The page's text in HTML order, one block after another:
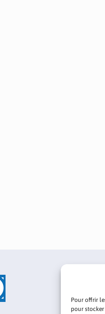
Pour offrir
pour